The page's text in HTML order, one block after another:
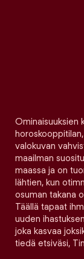
Ominaisuuksien
valokuvan
maailman
maassa ja on
lähtien, kun
osuman takana
Täällä tapaat
uuden
joka kasvaa
tiedä etsiväsi,